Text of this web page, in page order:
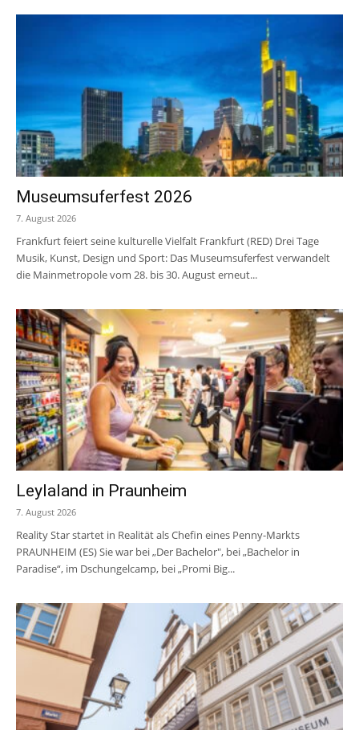
Museumsuferfest 2026
7. August 2026
Frankfurt feiert seine kulturelle Vielfalt Frankfurt (RED) Drei Tage
Musik, Kunst, Design und Sport: Das Museumsuferfest verwandelt
die Mainmetropole vom 28. bis 30. August erneut...
Leylaland in Praunheim
7. August 2026
Reality Star startet in Realität als Chefin eines Penny-Markts
PRAUNHEIM (ES) Sie war bei „Der Bachelor", bei „Bachelor in
Paradise“, im Dschungelcamp, bei „Promi Big...